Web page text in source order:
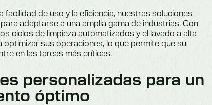
facilidad de uso y la eficiencia, nuestras soluciones
adaptarse a una amplia gama de industrias. Con
ciclos de limpieza automatizados y el lavado a alta
optimizar sus operaciones, lo que permite que su
en las tareas más críticas.
personalizadas para un
óptimo